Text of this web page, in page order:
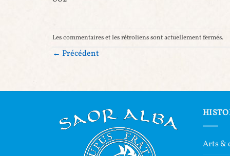
Les commentaires et les rétroliens sont actuellement fermés.
← Précédent
Arts &